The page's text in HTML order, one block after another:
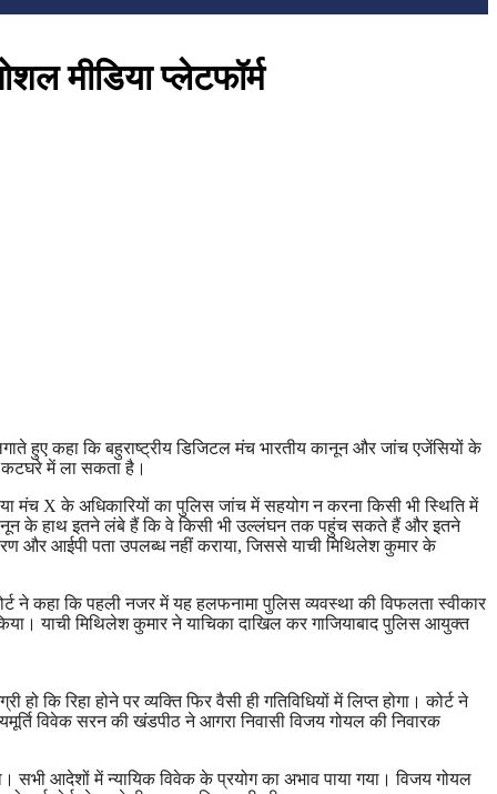
मीडिया प्लेटफॉर्म
हुए कहा कि बहुराष्ट्रीय डिजिटल मंच भारतीय कानून और जांच एजेंसियों के
कटघरे में ला सकता है।
मंच X के अधिकारियों का पुलिस जांच में सहयोग न करना किसी भी स्थिति में
के हाथ इतने लंबे हैं कि वे किसी भी उल्लंघन तक पहुंच सकते हैं और इतने
और आईपी पता उपलब्ध नहीं कराया, जिससे याची मिथिलेश कुमार के
कहा कि पहली नजर में यह हलफनामा पुलिस व्यवस्था की विफलता स्वीकार
याची मिथिलेश कुमार ने याचिका दाखिल कर गाजियाबाद पुलिस आयुक्त
रिहा होने पर व्यक्ति फिर वैसी ही गतिविधियों में लिप्त होगा। कोर्ट ने
विवेक सरन की खंडपीठ ने आगरा निवासी विजय गोयल की निवारक
सभी आदेशों में न्यायिक विवेक के प्रयोग का अभाव पाया गया। विजय गोयल